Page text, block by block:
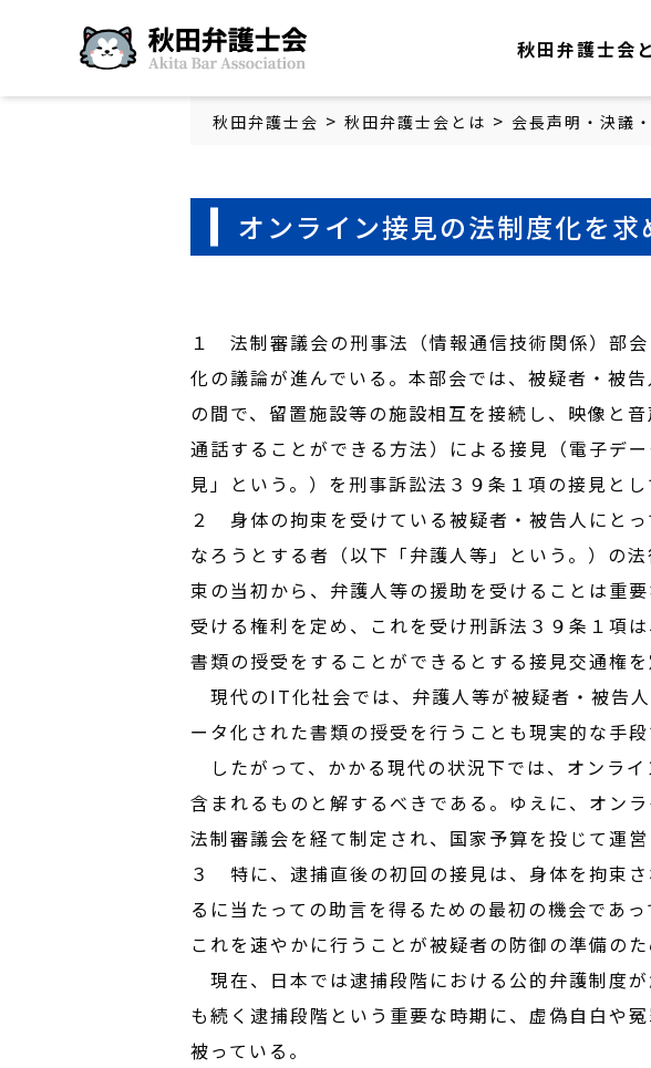
秋田弁護士会 秋田弁護士会
秋田弁護士会 > 秋田弁護士会とは > 会長声明・決議
オンライン接見の法制度化を求
１ 法制審議会の刑事法（情報通信技術関係）部
化の議論が進んでいる。本部会では、被疑者・被
の間で、留置施設等の施設相互を接続し、映像と
通話することができる方法）による接見（電子デ
見」という。）を刑事訴訟法３９条１項の接見と
２ 身体の拘束を受けている被疑者・被告人にと
なろうとする者（以下「弁護人等」という。）の
束の当初から、弁護人等の援助を受けることは重
受ける権利を定め、これを受け刑訴法３９条１項
書類の授受をすることができるとする接見交通権を
現代のIT化社会では、弁護人等が被疑者・被告
ータ化された書類の授受を行うことも現実的な手段
したがって、かかる現代の状況下では、オンラ
含まれるものと解するべきである。ゆえに、オン
法制審議会を経て制定され、国家予算を投じて運営
３ 特に、逮捕直後の初回の接見は、身体を拘束
るに当たっての助言を得るための最初の機会であ
これを速やかに行うことが被疑者の防御の準備のた
現在、日本では逮捕段階における公的弁護制度
も続く逮捕段階という重要な時期に、虚偽自白や
被っている。